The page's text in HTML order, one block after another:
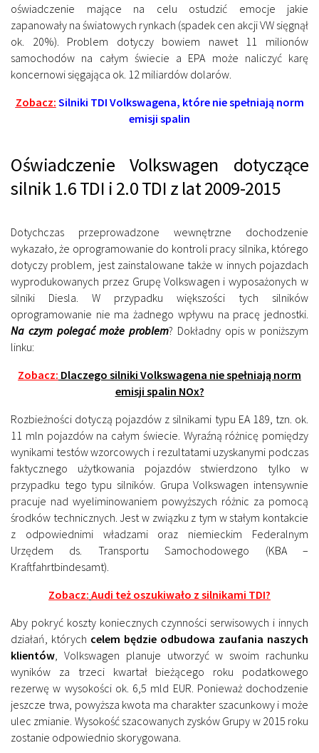
oświadczenie mające na celu ostudzić emocje jakie
zapanowały na światowych rynkach (spadek cen akcji VW sięgnął
ok. 20%). Problem dotyczy bowiem nawet 11 milionów
samochodów na całym świecie a EPA może naliczyć karę
koncernowi sięgająca ok. 12 miliardów dolarów.
Zobacz: Silniki TDI Volkswagena, które nie spełniają norm
emisji spalin
Oświadczenie Volkswagen dotyczące
silnik 1.6 TDI i 2.0 TDI z lat 2009-2015
Dotychczas przeprowadzone wewnętrzne dochodzenie
wykazało, że oprogramowanie do kontroli pracy silnika, którego
dotyczy problem, jest zainstalowane także w innych pojazdach
wyprodukowanych przez Grupę Volkswagen i wyposażonych w
silniki Diesla. W przypadku większości tych silników
oprogramowanie nie ma żadnego wpływu na pracę jednostki.
Na czym polegać może problem? Dokładny opis w poniższym
linku:
Zobacz: Dlaczego silniki Volkswagena nie spełniają norm
emisji spalin NOx?
Rozbieżności dotyczą pojazdów z silnikami typu EA 189, tzn. ok.
11 mln pojazdów na całym świecie. Wyraźną różnicę pomiędzy
wynikami testów wzorcowych i rezultatami uzyskanymi podczas
faktycznego użytkowania pojazdów stwierdzono tylko w
przypadku tego typu silników. Grupa Volkswagen intensywnie
pracuje nad wyeliminowaniem powyższych różnic za pomocą
środków technicznych. Jest w związku z tym w stałym kontakcie
z odpowiednimi władzami oraz niemieckim Federalnym
Urzędem ds. Transportu Samochodowego (KBA –
Kraftfahrtbindesamt).
Zobacz: Audi też oszukiwało z silnikami TDI?
Aby pokryć koszty koniecznych czynności serwisowych i innych
działań, których celem będzie odbudowa zaufania naszych
klientów , Volkswagen planuje utworzyć w swoim rachunku
wyników za trzeci kwartał bieżącego roku podatkowego
rezerwę w wysokości ok. 6,5 mld EUR. Ponieważ dochodzenie
jeszcze trwa, powyższa kwota ma charakter szacunkowy i może
ulec zmianie. Wysokość szacowanych zysków Grupy w 2015 roku
zostanie odpowiednio skorygowana.